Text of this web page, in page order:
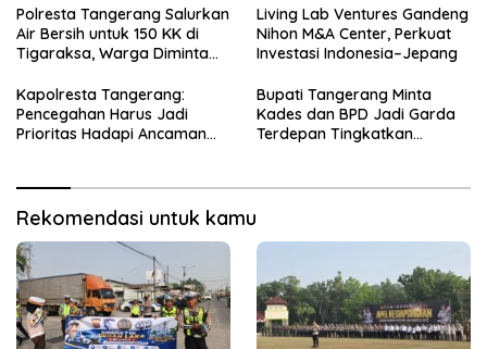
Kecelakaan
Polresta Tangerang Salurkan
Air Bersih untuk 150 KK di
Tigaraksa, Warga Diminta
Living Lab Ventures Gandeng
Nihon M&A Center, Perkuat
Investasi Indonesia–Jepang
Kapolresta Tangerang:
Pencegahan Harus Jadi
Prioritas Hadapi Ancaman
Bupati Tangerang Minta
Kades dan BPD Jadi Garda
Terdepan Tingkatkan
Rekomendasi untuk kamu